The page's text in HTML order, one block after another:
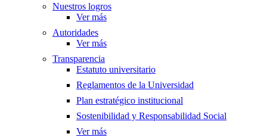
Nuestros logros
Ver más
Autoridades
Ver más
Transparencia
Estatuto universitario
Reglamentos de la Universidad
Plan estratégico institucional
Sostenibilidad y Responsabilidad Social
Ver más